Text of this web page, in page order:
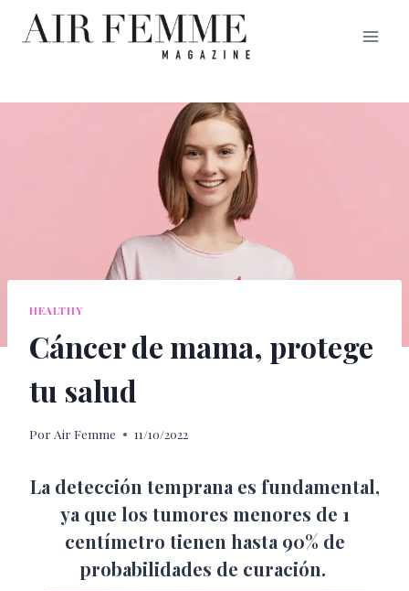
Saltar
HEALTHY
Cáncer de mama, protege
tu salud
Por Air Femme 11/10/2022
La detección temprana es fundamental,
ya que los tumores menores de 1
centímetro tienen hasta 90% de
probabilidades de curación.